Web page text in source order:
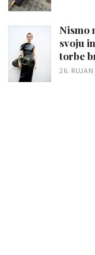
Nismo
svoju
torbe
26. RUJAN